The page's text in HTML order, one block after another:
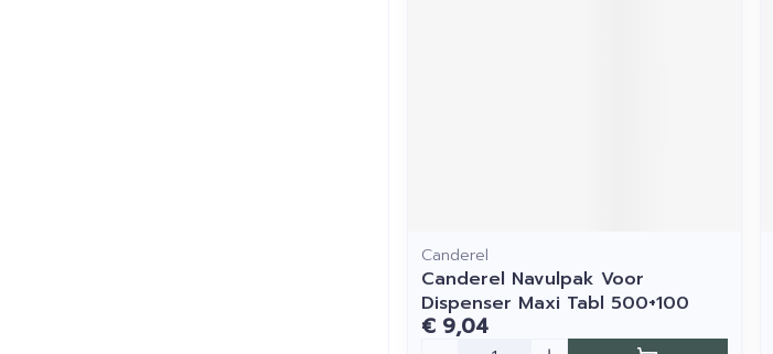
Canderel
Canderel Navulpak Voor
Dispenser Maxi Tabl 500+100
€ 9,04